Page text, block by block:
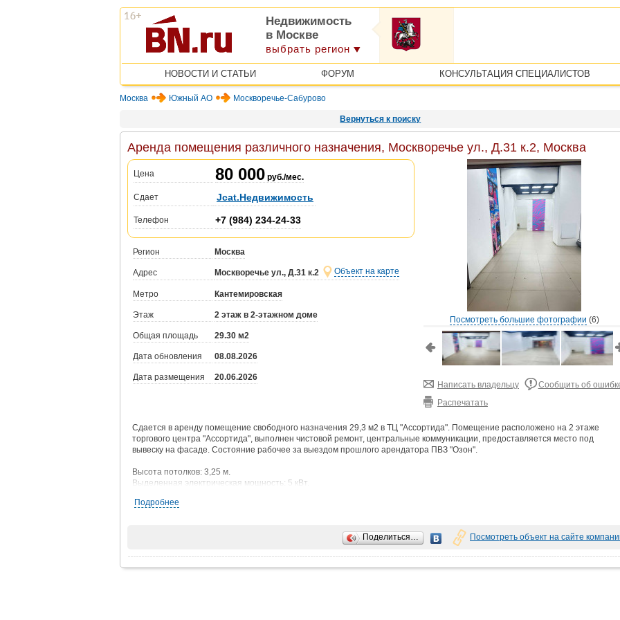
Недвижимость
в Москве
выбрать регион
НОВОСТИ И СТАТЬИ ФОРУМ КОНСУЛЬТАЦИЯ СПЕЦИАЛИСТОВ
Москва Южный АО Москворечье-Сабурово
Вернуться к поиску
Аренда помещения различного назначения, Москворечье ул., Д.31 к.2, Москва
Цена 80 000 руб./мес.
Сдает Jcat.Недвижимость
Телефон +7 (984) 234-24-33
Регион Москва
Адрес Москворечье ул., Д.31 к.2 Объект на карте
Метро Кантемировская
Этаж 2 этаж в 2-этажном доме
Общая площадь 29.30 м2
Дата обновления 08.08.2026
Дата размещения 20.06.2026
Посмотреть большие фотографии (6)
Написать владельцу
Сообщить об
Распечатать
Сдается в аренду помещение свободного назначения 29,3 м2 в ТЦ "Ассортида". Помещение расположено на 2 этаже
торгового центра "Ассортида", выполнен чистовой ремонт, центральные коммуникации, предоставляется место под
вывеску на фасаде. Состояние рабочее за выездом прошлого арендатора ПВЗ "Озон".
Высота потолков: 3,25 м.
Выделенная электрическая мощность: 5 кВт.
Интенсивный пешеходный трафик: на 1 этаже "Пятерочка", на 2 этаже соседние помещения занимают "Магнит Косметик" и
Подробнее
Посмотреть объект на сайте
Поделиться…